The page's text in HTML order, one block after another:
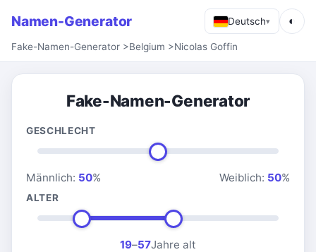
Namen-Generator Deutsch▾ ◐
Fake-Namen-Generator >Belgium >Nicolas Goffin
Fake-Namen-Generator
GESCHLECHT
Männlich: 50% Weiblich: 50%
ALTER
19–57Jahre alt